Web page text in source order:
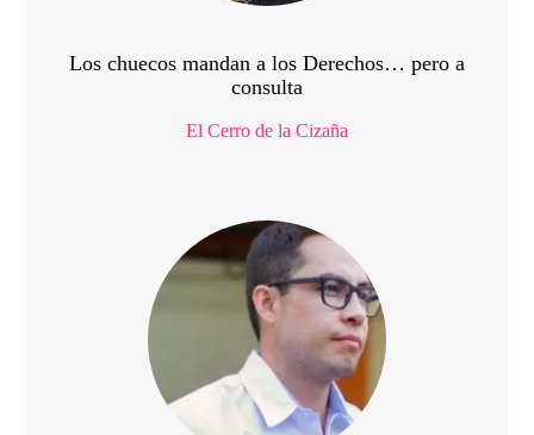
Los chuecos mandan a los Derechos… pero a
consulta
El Cerro de la Cizaña